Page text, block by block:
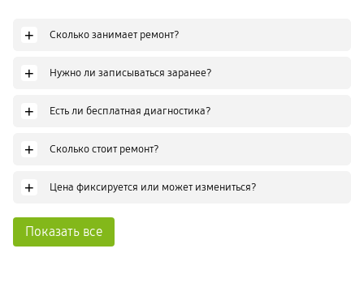
+ Сколько занимает ремонт?
+ Нужно ли записываться заранее?
+ Есть ли бесплатная диагностика?
+ Сколько стоит ремонт?
+ Цена фиксируется или может измениться?
Показать все